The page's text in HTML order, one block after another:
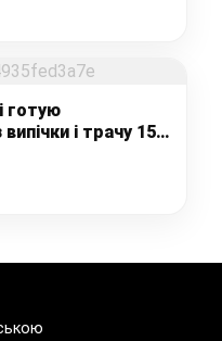
готую
і трачу 15